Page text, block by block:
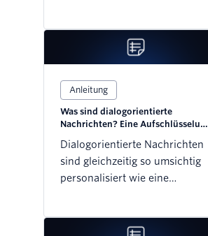
verstehen, warum diese
Technologie in der Wirtschaft
Anleitung
Was sind dialogorientierte
Nachrichten? Eine Aufschlüsselung
Dialogorientierte Nachrichten
sind gleichzeitig so umsichtig
personalisiert wie eine
Commerce. Erfahren Sie, wie